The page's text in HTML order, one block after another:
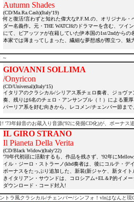
Autumn Shades
(CD/Ma.Ra.Cash)(Italy'19)
何と復活!言わずと知れた偉大なP.F.M.の、オリジナル
ダー名義作。元・THE WATCHのドラマーを含む、ツイ
にて、ピアッツァが在籍していた伊本国の1st/2ndからの
本家では薄まってしまった、繊細な夢想感が際立つ、魅
～
GIOVANNI SOLLIMA
/Onyricon
(CD/Universal)(Italy'15)
イタリアのクラシカル/シリアス系チェロ奏者、ジョヴ
奏、残りは6名のチェロ・アンサンブル（！）による重
パーリア系を好む向きから、レコメン/チェンバー節ま
! '73年録音のお蔵入り音源('92に発掘CD化)が、ボーナ
IL GIRO STRANO
Il Pianeta Della Verita
(CD/Black Widow)(Italy'22)
'70年代初頭に活動するも、作品を残さず、'92年に
イル・ジーロ・ストラーノ(kbd奏者は、後にコルテ・
ボーナスをたっぷり追加した、新装(新ジャケ、新タイ
きイタリアン・サウンドは、コロシアム+EL＆P的イメ
ダウンロード・コード封入!
トラ風クラシカル/チェンバー/シンフォ！vlnはなんと現